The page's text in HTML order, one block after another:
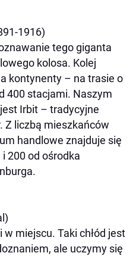
1916)
tego giganta
kolosa. Kolej
kontynenty – na trasie o
400 stacjami. Naszym
Irbit – tradycyjne
Z liczbą mieszkańców
handlowe znajduje się
200 od ośrodka
miejscu. Taki chłód jest
ale uczymy się